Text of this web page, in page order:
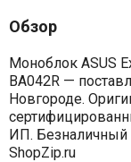
Обзор
Моноблок ASUS
BA042R —
Новгороде.
ИП. Безналичный
ShopZip.ru